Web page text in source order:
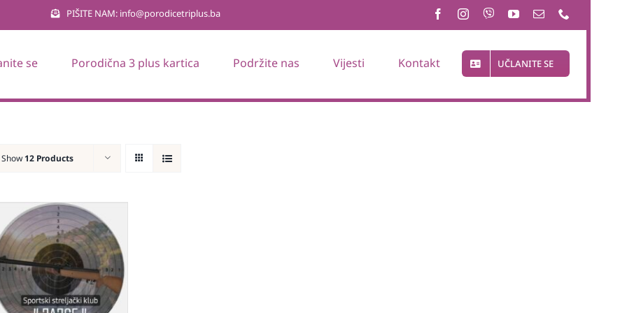
PIŠITE NAM: info@porodicetriplus.ba
se Porodična 3 plus kartica Podržite nas Vijesti Kontakt UČLANITE SE
Show 12 Products